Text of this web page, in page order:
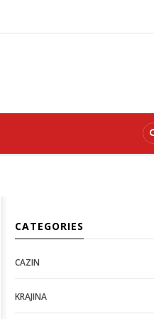
CATEGORIES
CAZIN
KRAJINA